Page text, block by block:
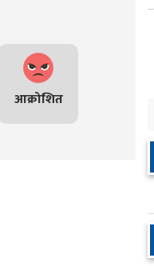
आक्रोशित